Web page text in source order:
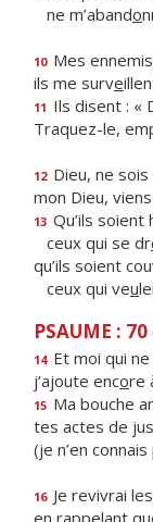
ne m’abando
10 Mes
ils me surve
11 Ils disent : «
Traquez-le,
12 Dieu, ne sois
mon Dieu,
13 Qu’ils soient
ceux qui se dr
qu’ils soient
ceux qui veu
PSAUME : 70
14 Et moi qui ne
j’ajoute encore
15 Ma bouche
tes actes de
(je n’en connais
16 Je revivrai
en rappelant